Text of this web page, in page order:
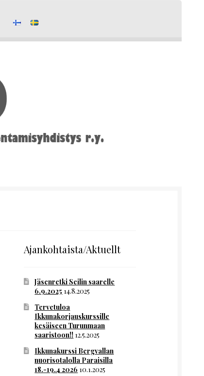
Ajankohtaista/Aktuellt
Jäsenretki Seilin saarelle
6.9.2025 14.8.2025
Tervetuloa
Ikkunakorjauskurssille
kesäiseen Turunmaan
saaristoon!! 12.5.2025
Ikkunakurssi Bergvallan
nuorisotalolla Paraisilla
18.-19.4 2026 10.1.2025